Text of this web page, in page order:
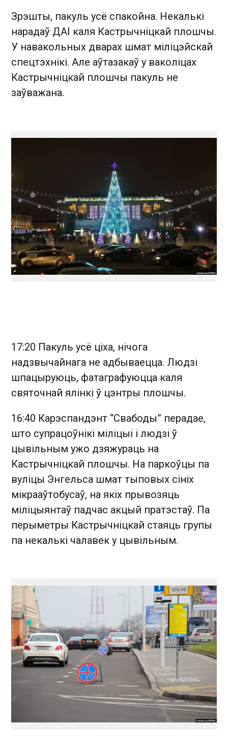
Зрэшты, пакуль усё спакойна. Некалькі
нарадаў ДАІ каля Кастрычніцкай плошчы.
У навакольных дварах шмат міліцэйскай
спецтэхнікі. Але аўтазакаў у ваколіцах
Кастрычніцкай плошчы пакуль не
заўважана.
17:20 Пакуль усё ціха, нічога
надзвычайнага не адбываецца. Людзі
шпацыруюць, фатаграфуюцца каля
святочнай ялінкі ў цэнтры плошчы.
16:40 Карэспандэнт “Свабоды” перадае,
што супрацоўнікі міліцыі і людзі ў
цывільным ужо дзяжураць на
Кастрычніцкай плошчы. На паркоўцы па
вуліцы Энгельса шмат тыповых сініх
мікрааўтобусаў, на якіх прывозяць
міліцыянтаў падчас акцый пратэстаў. Па
перыметры Кастрычніцкай стаяць групы
па некалькі чалавек у цывільным.